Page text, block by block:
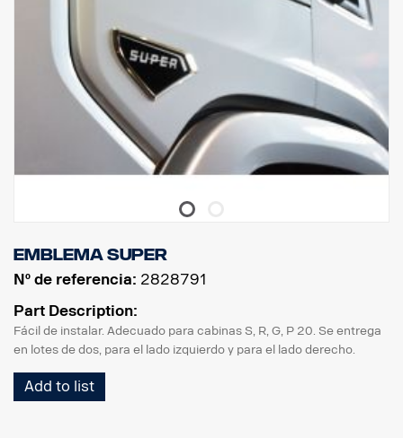
Emblema Super
Nº de referencia: 2828791
Part Description:
Fácil de instalar. Adecuado para cabinas S, R, G, P 20. Se entrega
en lotes de dos, para el lado izquierdo y para el lado derecho.
Add to list